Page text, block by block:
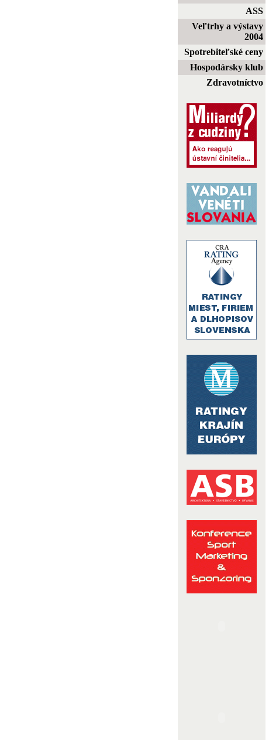
ASS
Veľtrhy a výstavy
2004
Spotrebiteľské ceny
Hospodársky klub
Zdravotníctvo